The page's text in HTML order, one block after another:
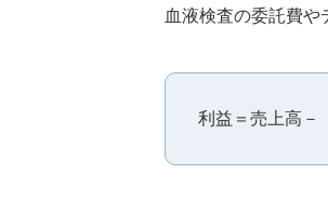
血液検査の委託費や
利益＝売上高－